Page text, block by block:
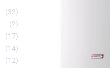
32
2
17
14
12